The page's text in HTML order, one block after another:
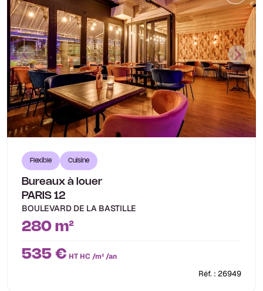
Flexible Cuisine
Bureaux à louer
PARIS 12
BOULEVARD DE LA BASTILLE
280 m²
535 € HT HC /m² /an
Réf. : 26949